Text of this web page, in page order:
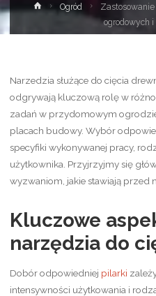
StronaOgród
ogrodowych
Narzedzia służące do cięcia
odgrywają kluczową rolę w
zadań w przydomowym
placach budowy. Wybór
specyfiki wykonywanej pracy,
użytkownika. Przyjrzyjmy się
wyzwaniom, jakie stawiają przed
Kluczowe
narzędzia do
Dobór odpowiedniej pilarki
intensywności użytkowania i